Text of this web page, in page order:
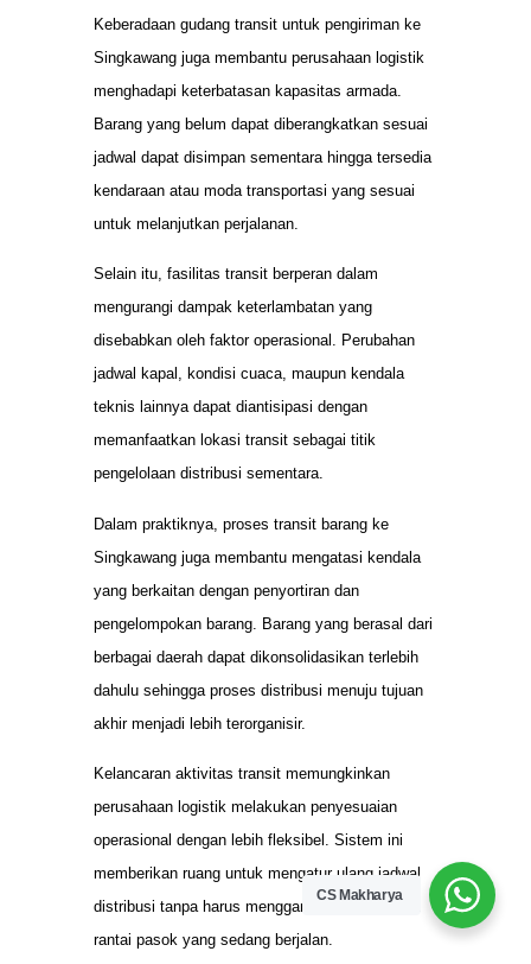
Keberadaan gudang transit untuk pengiriman ke
Singkawang juga membantu perusahaan logistik
menghadapi keterbatasan kapasitas armada.
Barang yang belum dapat diberangkatkan sesuai
jadwal dapat disimpan sementara hingga tersedia
kendaraan atau moda transportasi yang sesuai
untuk melanjutkan perjalanan.
Selain itu, fasilitas transit berperan dalam
mengurangi dampak keterlambatan yang
disebabkan oleh faktor operasional. Perubahan
jadwal kapal, kondisi cuaca, maupun kendala
teknis lainnya dapat diantisipasi dengan
memanfaatkan lokasi transit sebagai titik
pengelolaan distribusi sementara.
Dalam praktiknya, proses transit barang ke
Singkawang juga membantu mengatasi kendala
yang berkaitan dengan penyortiran dan
pengelompokan barang. Barang yang berasal dari
berbagai daerah dapat dikonsolidasikan terlebih
dahulu sehingga proses distribusi menuju tujuan
akhir menjadi lebih terorganisir.
Kelancaran aktivitas transit memungkinkan
perusahaan logistik melakukan penyesuaian
operasional dengan lebih fleksibel. Sistem ini
memberikan ruang untuk mengatur ulang jadwal
distribusi tanpa harus mengganggu keseluruhan
rantai pasok yang sedang berjalan.
CS Makharya